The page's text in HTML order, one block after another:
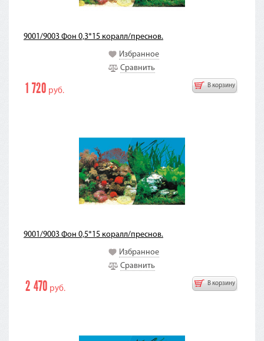
9001/9003 Фон 0,3*15 коралл/преснов.
Избранное
Сравнить
В корзину
1 720 руб.
9001/9003 Фон 0,5*15 коралл/преснов.
Избранное
Сравнить
В корзину
2 470 руб.